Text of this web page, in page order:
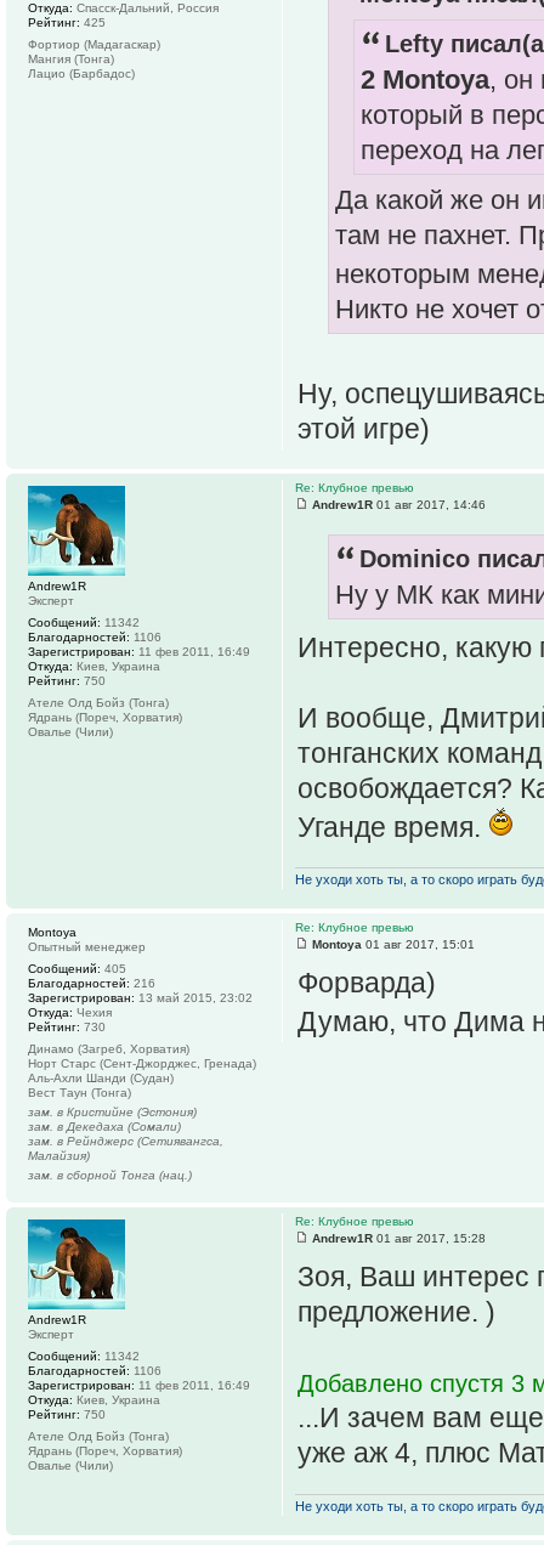
Lefty
2 Montoya, он
который в
переход на
Да какой же он
там не пахнет.
некоторым
Никто не хочет
Ну,
этой игре)
Откуда: Спасск-Дальний, Россия
Рейтинг: 425
Фортиор (Мадагаскар)
Мангия (Тонга)
Лацио (Барбадос)
Re: Клубное превью
Andrew1R 01 авг 2017, 14:46
Dominico
Ну у МК как
Интересно, какую
И вообще,
тонганских
освобождается?
Уганде время.
Не уходи хоть ты, а то скоро играть
Andrew1R
Эксперт
Сообщений: 11342
Благодарностей: 1106
Зарегистрирован: 11 фев 2011, 16:49
Откуда: Киев, Украина
Рейтинг: 750
Ателе Олд Бойз (Тонга)
Ядрань (Пореч, Хорватия)
Овалье (Чили)
Re: Клубное превью
Montoya 01 авг 2017, 15:01
Форварда)
Думаю, что Дима
Montoya
Опытный менеджер
Сообщений: 405
Благодарностей: 216
Зарегистрирован: 13 май 2015, 23:02
Откуда: Чехия
Рейтинг: 730
Динамо (Загреб, Хорватия)
Норт Старс (Сент-Джорджес, Гренада)
Аль-Ахли Шанди (Судан)
Вест Таун (Тонга)
зам. в Кристийне (Эстония)
зам. в Декедаха (Сомали)
зам. в Рейнджерс (Сетиявангса,
Малайзия)
зам. в сборной Тонга (нац.)
Re: Клубное превью
Andrew1R 01 авг 2017, 15:28
Зоя, Ваш интерес
предложение. )
Добавлено спустя 3
...И зачем вам еще
уже аж 4, плюс
Не уходи хоть ты, а то скоро играть
Andrew1R
Эксперт
Сообщений: 11342
Благодарностей: 1106
Зарегистрирован: 11 фев 2011, 16:49
Откуда: Киев, Украина
Рейтинг: 750
Ателе Олд Бойз (Тонга)
Ядрань (Пореч, Хорватия)
Овалье (Чили)